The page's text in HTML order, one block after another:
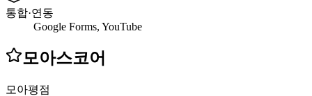
통합·연동
Google Forms, YouTube
모아스코어
모아평점